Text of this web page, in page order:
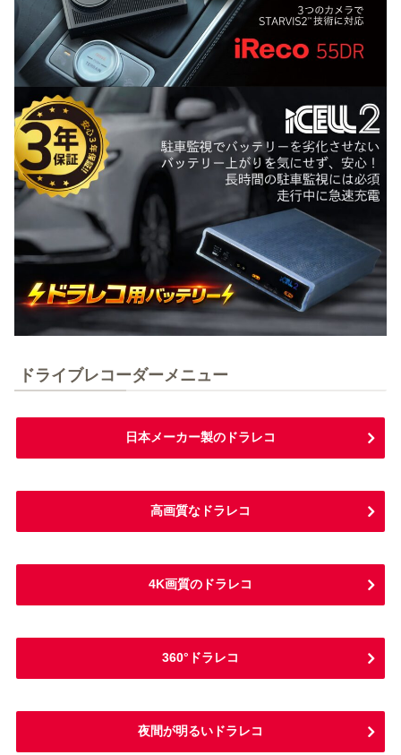
ドライブレコーダーメニュー
日本メーカー製のドラレコ
高画質なドラレコ
4K画質のドラレコ
360°ドラレコ
夜間が明るいドラレコ